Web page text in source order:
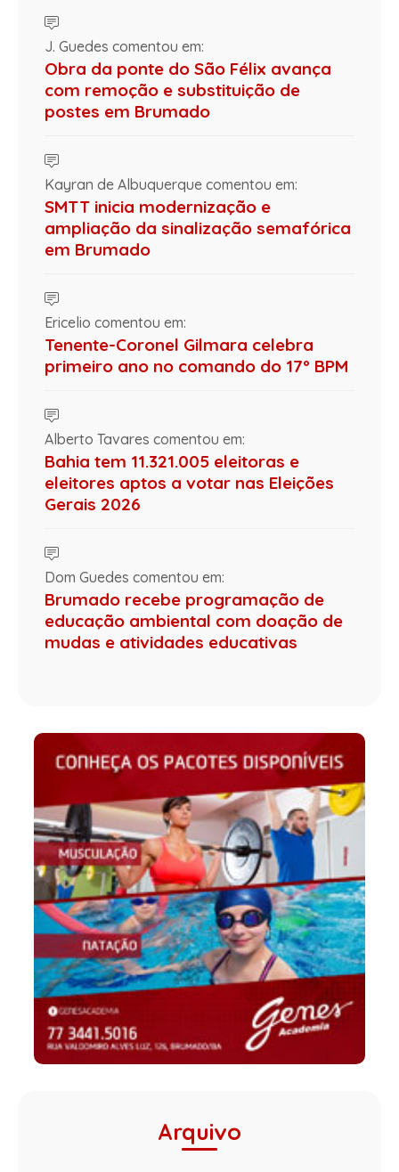
J. Guedes comentou em:
Obra da ponte do São Félix avança
com remoção e substituição de
postes em Brumado
Kayran de Albuquerque comentou em:
SMTT inicia modernização e
ampliação da sinalização semafórica
em Brumado
Ericelio comentou em:
Tenente-Coronel Gilmara celebra
primeiro ano no comando do 17º BPM
Alberto Tavares comentou em:
Bahia tem 11.321.005 eleitoras e
eleitores aptos a votar nas Eleições
Gerais 2026
Dom Guedes comentou em:
Brumado recebe programação de
educação ambiental com doação de
mudas e atividades educativas
Arquivo